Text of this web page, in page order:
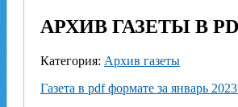
АРХИВ ГАЗЕТЫ В
Категория: Архив газеты
Газета в pdf формате за январь